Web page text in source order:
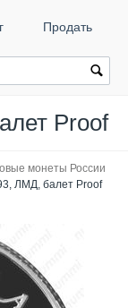
Продать
Proof
монеты России
ЛМД, балет Proof